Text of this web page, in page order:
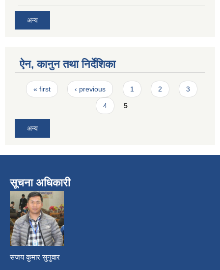
अन्य
ऐन, कानुन तथा निर्देशिका
Pages
« first ‹ previous 1 2 3
4 5
अन्य
सूचना अधिकारी
संजय कुमार सुनुवार